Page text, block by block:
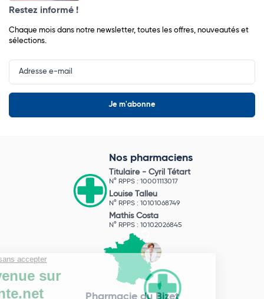
Restez informé !
Chaque mois dans notre newsletter, toutes les offres, nouveautés et
sélections.
Input
Newsletter
Nos pharmaciens
Titulaire - Cyril Tétart
N° RPPS : 10001113017
Louise Talleu
N° RPPS : 10101068749
Mathis Costa
N° RPPS : 10102026845
Pharmacie du Bizet